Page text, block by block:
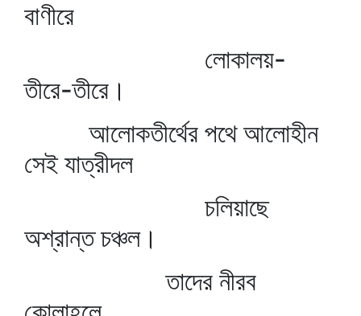
বাণীরে
লোকালয়-
তীরে-তীরে।
আলোকতীর্থের পথে আলোহীন
সেই যাত্রীদল
চলিয়াছে
অশ্রান্ত চঞ্চল।
তাদের নীরব